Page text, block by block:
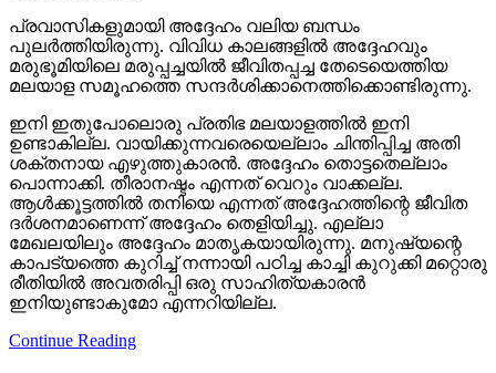
പ്രവാസികളുമായി അദ്ദേഹം വലിയ ബന്ധം
പുലര്‍ത്തിയിരുന്നു. വിവിധ കാലങ്ങളില്‍ അദ്ദേഹവും
മരുഭൂമിയിലെ മരുപ്പച്ചയില്‍ ജീവിതപ്പച്ച തേടെയെത്തിയ
മലയാള സമൂഹത്തെ സന്ദര്‍ശിക്കാനെത്തിക്കൊണ്ടിരുന്നു.
ഇനി ഇതുപോലൊരു പ്രതിഭ മലയാളത്തില്‍ ഇനി
ഉണ്ടാകില്ല. വായിക്കുന്നവരെയെല്ലാം ചിന്തിപ്പിച്ച അതി
ശക്തനായ എഴുത്തുകാരന്‍. അദ്ദേഹം തൊട്ടതെല്ലാം
പൊന്നാക്കി. തീരാനഷ്ടം എന്നത് വെറും വാക്കല്ല.
ആള്‍ക്കൂട്ടത്തില്‍ തനിയെ എന്നത് അദ്ദേഹത്തിന്റെ ജീവിത
ദര്‍ശനമാണെന്ന് അദ്ദേഹം തെളിയിച്ചു. എല്ലാ
മേഖലയിലും അദ്ദേഹം മാതൃകയായിരുന്നു. മനുഷ്യന്റെ
കാപട്യത്തെ കുറിച്ച് നന്നായി പഠിച്ച കാച്ചി കുറുക്കി മറ്റൊരു
രീതിയില്‍ അവതരിപ്പി ഒരു സാഹിത്യകാരന്‍
ഇനിയുണ്ടാകുമോ എന്നറിയില്ല.
Continue Reading